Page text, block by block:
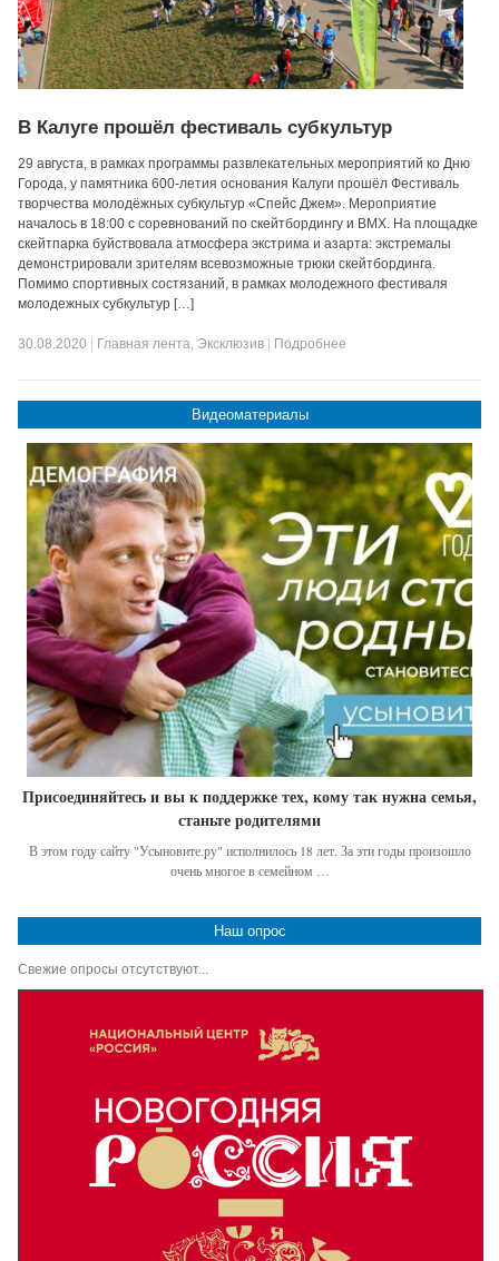
В Калуге прошёл фестиваль субкультур
29 августа, в рамках программы развлекательных мероприятий ко Дню
Города, у памятника 600-летия основания Калуги прошёл Фестиваль
творчества молодёжных субкультур «Спейс Джем». Мероприятие
началось в 18:00 с соревнований по скейтбордингу и BMX. На площадке
скейтпарка буйствовала атмосфера экстрима и азарта: экстремалы
демонстрировали зрителям всевозможные трюки скейтбординга.
Помимо спортивных состязаний, в рамках молодежного фестиваля
молодежных субкультур […]
30.08.2020 Главная лента, Эксклюзив Подробнее
Видеоматериалы
Присоединяйтесь и вы к поддержке тех, кому так нужна семья,
станьте родителями
В этом году сайту "Усыновите.ру" исполнилось 18 лет. За эти годы произошло
очень многое в семейном …
Наш опрос
Свежие опросы отсутствуют...